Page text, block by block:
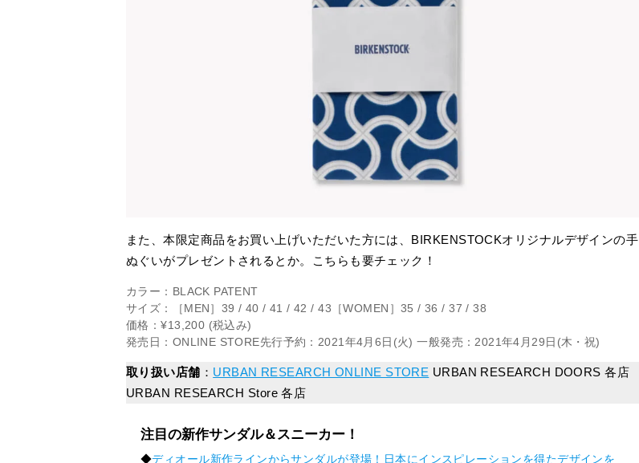
また、本限定商品をお買い上げいただいた方には、BIRKENSTOCKオリジナルデザインの手
ぬぐいがプレゼントされるとか。こちらも要チェック！
カラー：BLACK PATENT
サイズ：［MEN］39 / 40 / 41 / 42 / 43［WOMEN］35 / 36 / 37 / 38
価格：¥13,200 (税込み)
発売日：ONLINE STORE先行予約：2021年4月6日(火) 一般発売：2021年4月29日(木・祝)
取り扱い店舗 ： URBAN RESEARCH ONLINE STORE URBAN RESEARCH DOORS 各店
URBAN RESEARCH Store 各店
注目の新作サンダル＆スニーカー！
◆ディオール新作ラインからサンダルが登場！日本にインスピレーションを得たデザインを